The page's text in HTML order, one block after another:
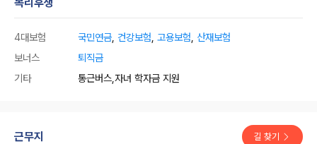
4대보험 국민연금 건강보험 고용보험 산재보험
보너스
퇴직금
기타
통근버스,자녀 학자금 지원
근무지 길 찾기